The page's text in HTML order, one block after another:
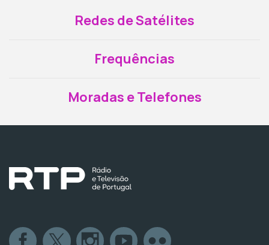
Redes de Satélites
Frequências
Moradas e Telefones